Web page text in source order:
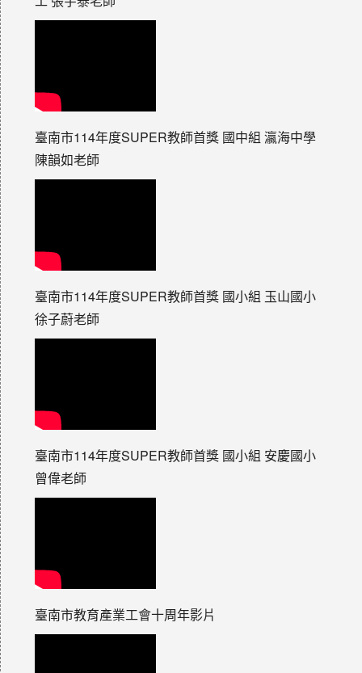
臺南市114年度SUPER教師首獎 國中組 瀛海中學
陳韻如老師
臺南市114年度SUPER教師首獎 國小組 玉山國小
徐子蔚老師
臺南市114年度SUPER教師首獎 國小組 安慶國小
曾偉老師
臺南市教育產業工會十周年影片